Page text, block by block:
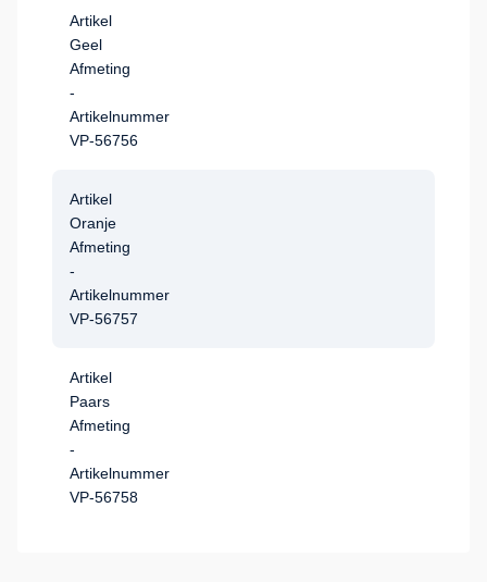
Artikel
Geel
Afmeting
-
Artikelnummer
VP-56756
Artikel
Oranje
Afmeting
-
Artikelnummer
VP-56757
Artikel
Paars
Afmeting
-
Artikelnummer
VP-56758